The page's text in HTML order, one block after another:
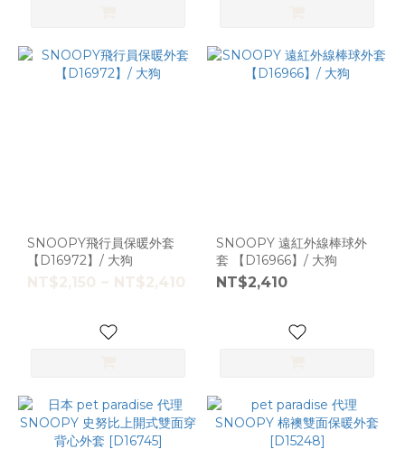
SNOOPY飛行員保暖外套
【D16972】/ 大狗
NT$2,150 ~ NT$2,410
SNOOPY 遠紅外線棒球外
套 【D16966】/ 大狗
NT$2,410